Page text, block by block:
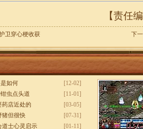
【责任
卫穿心梗收获 下
[12-02]
如何
[11-01]
虫点头道
[03-05]
药店近处的
[07-31]
猪但很快
[01-11]
道士心灵启示